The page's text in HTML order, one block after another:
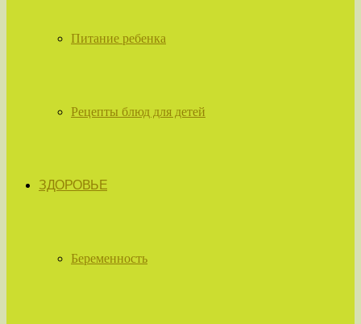
Питание ребенка
Рецепты блюд для детей
ЗДОРОВЬЕ
Беременность